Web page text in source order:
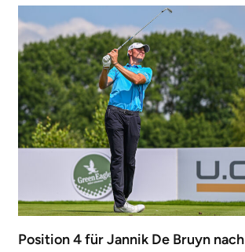
Position 4 für Jannik De Bruyn